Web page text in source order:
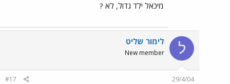
מיכאל ילד גדול, לא ?
ל לימור שליט
New member
29/4/04
#17